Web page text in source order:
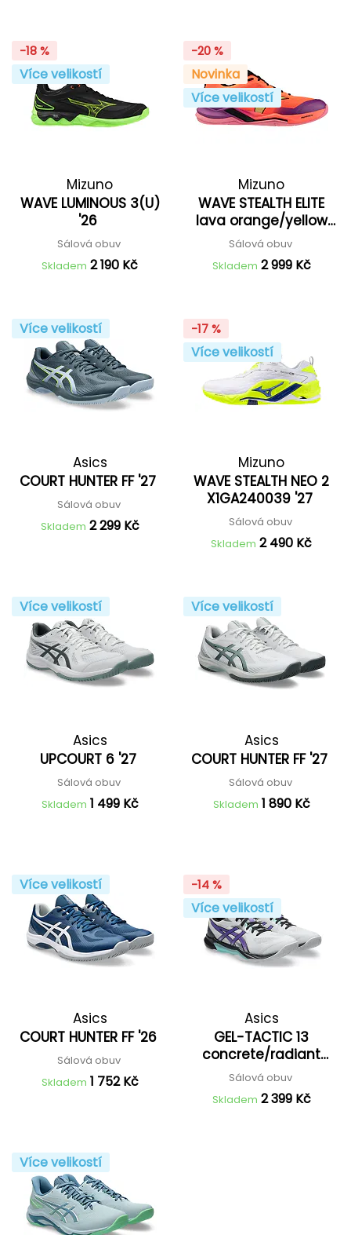
-18 %
Více velikostí
Mizuno
WAVE LUMINOUS 3(U)
'26
Sálová obuv
Skladem 2 190 Kč
-20 %
Novinka
Více velikostí
Mizuno
WAVE STEALTH ELITE
lava orange/yellow
jasper '27
Sálová obuv
Skladem 2 999 Kč
Více velikostí
Asics
COURT HUNTER FF '27
Sálová obuv
Skladem 2 299 Kč
-17 %
Více velikostí
Mizuno
WAVE STEALTH NEO 2
X1GA240039 '27
Sálová obuv
Skladem 2 490 Kč
Více velikostí
Asics
UPCOURT 6 '27
Sálová obuv
Skladem 1 499 Kč
Více velikostí
Asics
COURT HUNTER FF '27
Sálová obuv
Skladem 1 890 Kč
Více velikostí
Asics
COURT HUNTER FF '26
Sálová obuv
Skladem 1 752 Kč
-14 %
Více velikostí
Asics
GEL-TACTIC 13
concrete/radiant
amethyst '27
Sálová obuv
Skladem 2 399 Kč
Více velikostí